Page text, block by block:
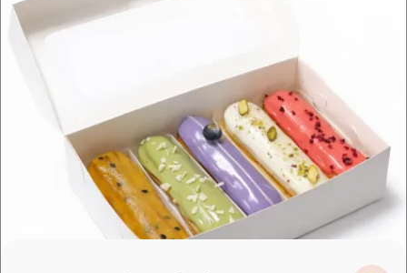
прикраса свята!
Наші кондитери підбирають компоненти таким чином, щоб
ви отримали не тільки максимальне задоволення, а і
користь для здоров’я. Наші шедеври – це поєднання смаку,
Ми любимо свою справу та безперервно розвиваємося,
створюємо різноманітні новинки.
ТМ “Болгарія” працює задля вашого задоволення!